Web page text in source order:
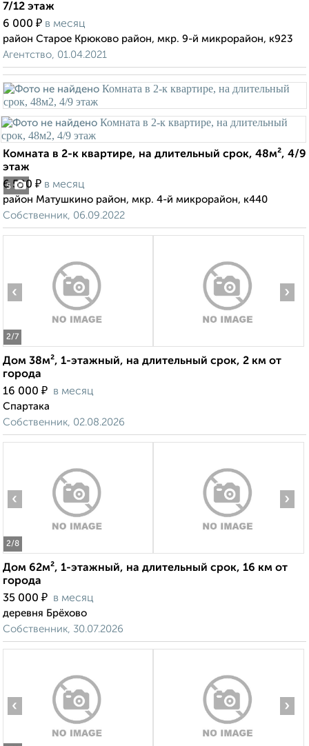
7/12 этаж
6 000 ₽ в месяц
район Старое Крюково район, мкр. 9-й микрорайон, к923
Агентство, 01.04.2021
5
Комната в 2-к квартире, на длительный срок, 48м², 4/9
этаж
6 500 ₽ в месяц
район Матушкино район, мкр. 4-й микрорайон, к440
Собственник, 06.09.2022
2/7
‹ ›
Дом 38м², 1-этажный, на длительный срок, 2 км от
города
16 000 ₽ в месяц
Спартака
Собственник, 02.08.2026
2/8
‹ ›
Дом 62м², 1-этажный, на длительный срок, 16 км от
города
35 000 ₽ в месяц
деревня Брёхово
Собственник, 30.07.2026
‹ ›